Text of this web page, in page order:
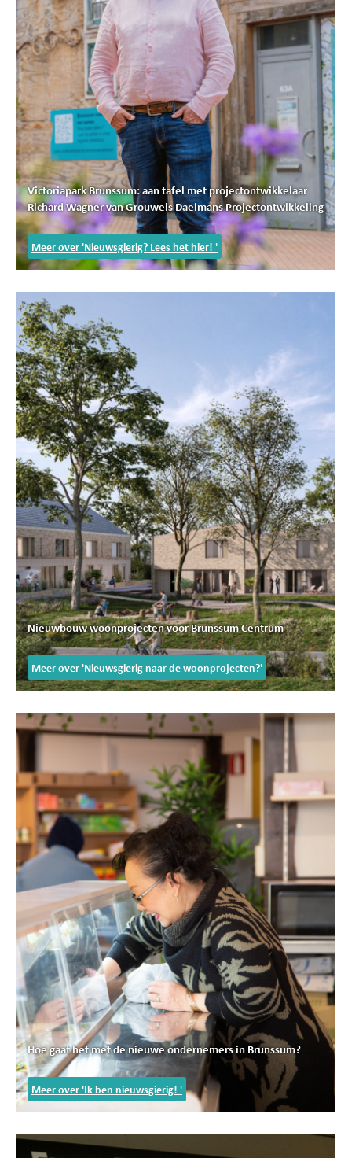
Victoriapark Brunssum: aan tafel met projectontwikkelaar
Richard Wagner van Grouwels Daelmans Projectontwikkeling
Meer over 'Nieuwsgierig? Lees het hier! '
Nieuwbouw woonprojecten voor Brunssum Centrum
Meer over 'Nieuwsgierig naar de woonprojecten?'
Hoe gaat het met de nieuwe ondernemers in Brunssum?
Meer over 'Ik ben nieuwsgierig! '